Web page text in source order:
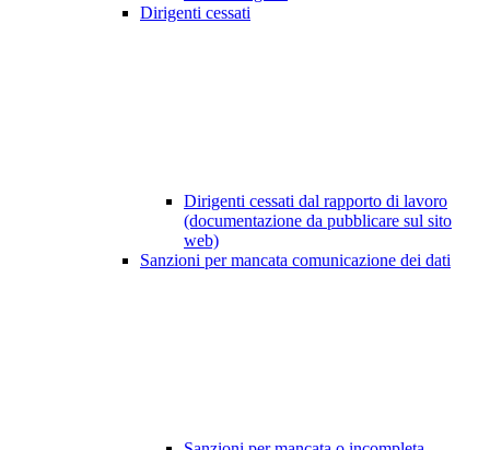
Dirigenti cessati
Dirigenti cessati dal rapporto di lavoro
(documentazione da pubblicare sul sito
web)
Sanzioni per mancata comunicazione dei dati